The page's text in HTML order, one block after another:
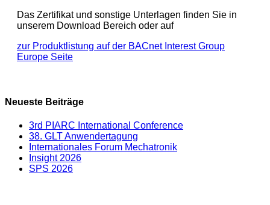
Das Zertifikat und sonstige Unterlagen finden Sie in
unserem Download Bereich oder auf
zur Produktlistung auf der BACnet Interest Group
Europe Seite
Neueste Beiträge
3rd PIARC International Conference
38. GLT Anwendertagung
Internationales Forum Mechatronik
Insight 2026
SPS 2026